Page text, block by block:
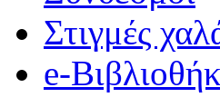
Στιγμές
e-